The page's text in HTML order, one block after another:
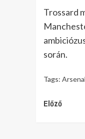
Trossard
során.
Tags: Arsenal
Előző